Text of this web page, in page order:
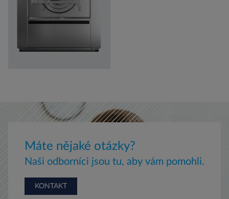
Máte nějaké otázky?
Naši odborníci jsou tu, aby vám pomohli.
KONTAKT